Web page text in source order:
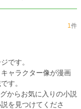
1件
です。
ャラクター像が漫画
す。
からお気に入りの小説
を見つけてくださ